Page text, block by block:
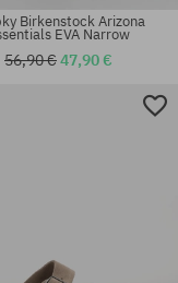
veľkosti:
Birkenstock Arizona
EVA Narrow
56,90 €47,90 €